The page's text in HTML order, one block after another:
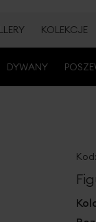
KOLEKCJE
DYWANY
Kod: